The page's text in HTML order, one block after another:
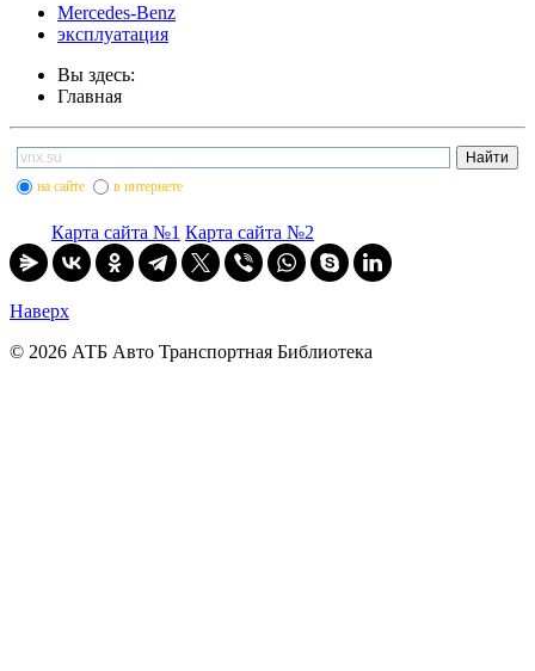
Mercedes-Benz
эксплуатация
Вы здесь:
Главная
на сайте в интернете
Карта сайта №1 Карта сайта №2
Наверх
© 2026 АТБ Авто Транспортная Библиотека